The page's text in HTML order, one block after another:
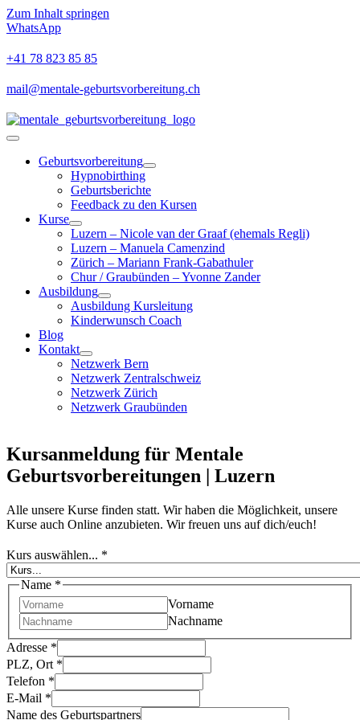
Zum Inhalt springen
WhatsApp
+41 78 823 85 85
mail@mentale-geburtsvorbereitung.ch
Geburtsvorbereitung
Hypnobirthing
Geburtsberichte
Feedback zu den Kursen
Kurse
Luzern – Nicole van der Graaf (ehemals Regli)
Luzern – Manuela Camenzind
Zürich – Mariann Frank-Gabathuler
Chur / Graubünden – Yvonne Zander
Ausbildung
Ausbildung Kursleitung
Kinderwunsch Coach
Blog
Kontakt
Netzwerk Bern
Netzwerk Zentralschweiz
Netzwerk Zürich
Netzwerk Graubünden
Kursanmeldung für Mentale
Geburtsvorbereitungen | Luzern
Alle unsere Kurse finden statt. Wir haben die Möglichkeit, unsere
Kurse auch Online anzubieten. Wir freuen uns auf dich/euch!
Kurs auswählen... *
Name *
Vorname
Nachname
Adresse *
PLZ, Ort *
Telefon *
E-Mail *
Name des Geburtspartners